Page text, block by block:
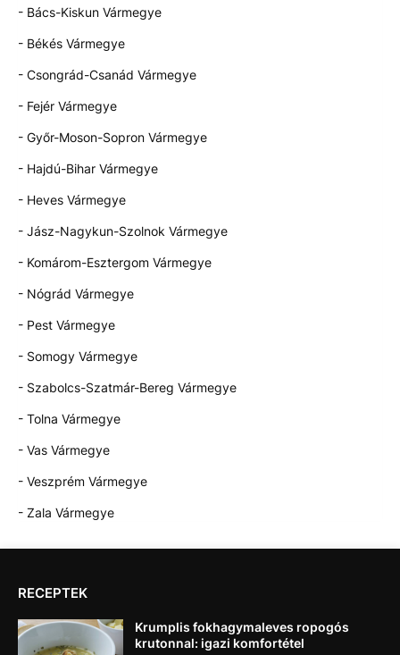
- Bács-Kiskun Vármegye
- Békés Vármegye
- Csongrád-Csanád Vármegye
- Fejér Vármegye
- Győr-Moson-Sopron Vármegye
- Hajdú-Bihar Vármegye
- Heves Vármegye
- Jász-Nagykun-Szolnok Vármegye
- Komárom-Esztergom Vármegye
- Nógrád Vármegye
- Pest Vármegye
- Somogy Vármegye
- Szabolcs-Szatmár-Bereg Vármegye
- Tolna Vármegye
- Vas Vármegye
- Veszprém Vármegye
- Zala Vármegye
RECEPTEK
Krumplis fokhagymaleves ropogós
krutonnal: igazi komfortétel